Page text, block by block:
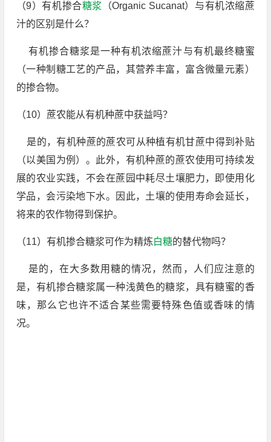
（9）有机掺合糖浆
（Organic Sucanat）与有机浓缩蔗
汁的区别是什么？
有机掺合糖浆是一种有机浓缩蔗汁与有机最终糖蜜
（一种制糖工艺的产品，其营养丰富，富含微量元素）
的掺合物。
（10）蔗农能从有机种蔗中获益吗？
是的，有机种蔗的蔗农可从种植有机甘蔗中得到补贴
（以美国为例）。此外，有机种蔗的蔗农使用可持续发
展的农业实践，不会在蔗园中耗尽土壤肥力，即使用化
学品，会污染地下水。因此，土壤的使用寿命会延长，
将来的农作物得到保护。
（11）有机掺合糖浆可作为精炼白糖的替代物吗？
是的，在大多数用糖的情况，然而，人们应注意的
是，有机掺合糖浆属一种浅黄色的糖浆，具有糖蜜的香
味，那么它也许不适合某些需要特殊色值或香味的情
况。